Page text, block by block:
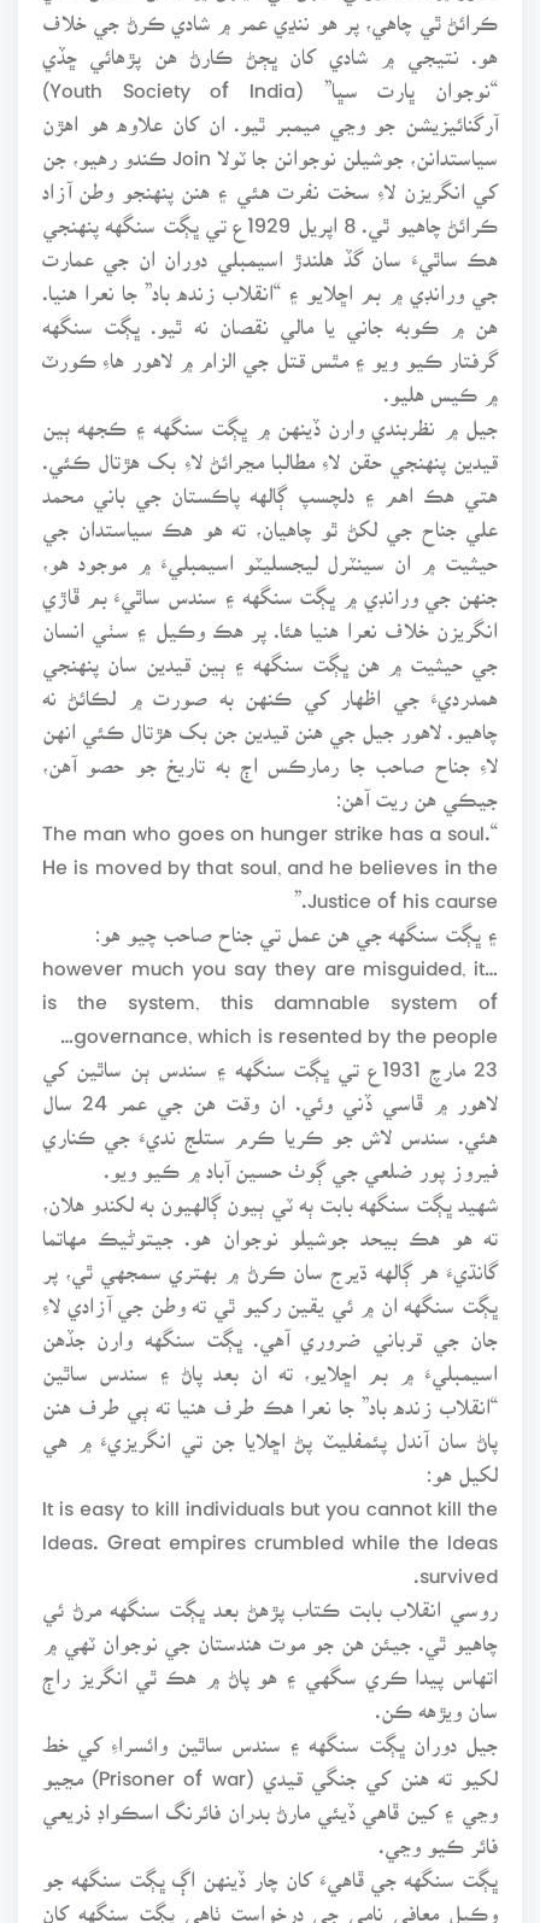
ڪرائڻ ٿي چاهي، پر هو ننڍي عمر ۾ شادي ڪرڻ جي خلاف
هو. نتيجي ۾ شادي کان ڀڄڻ ڪارڻ هن پڙهائي ڇڏي
“نوجوان ڀارت سڀا” (Youth Society of India)
آرگنائيزيشن جو وڃي ميمبر ٿيو. ان کان علاوه هو اهڙن
کي انگريزن لاءِ سخت نفرت هئي ۽ هنن پنهنجو وطن آزاد
ڪرائڻ چاهيو ٿي. 8 اپريل 1929ع تي ڀڳت سنگهه پنهنجي
هڪ ساٿيءَ سان گڏ هلندڙ اسيمبلي دوران ان جي عمارت
جي ورانڊي ۾ بم اڇلايو ۽ “انقلاب زنده باد” جا نعرا هنيا.
هن ۾ ڪوبه جاني يا مالي نقصان نه ٿيو. ڀڳت سنگهه
گرفتار ڪيو ويو ۽ مٿس قتل جي الزام ۾ لاهور هاءِ ڪورٽ
۾ ڪيس هليو.
جيل ۾ نظربندي وارن ڏينهن ۾ ڀڳت سنگهه ۽ ڪجهه ٻين
قيدين پنهنجي حقن لاءِ مطالبا مڃرائڻ لاءِ بک هڙتال ڪئي.
هتي هڪ اهم ۽ دلچسپ ڳالهه پاڪستان جي باني محمد
علي جناح جي لکڻ ٿو چاهيان، ته هو هڪ سياستدان جي
حيثيت ۾ ان سينٽرل ليجسليٽو اسيمبليءَ ۾ موجود هو،
جنهن جي ورانڊي ۾ ڀڳت سنگهه ۽ سندس ساٿيءَ بم ڦاڙي
انگريزن خلاف نعرا هنيا هئا. پر هڪ وڪيل ۽ سٺي انسان
جي حيثيت ۾ هن ڀڳت سنگهه ۽ ٻين قيدين سان پنهنجي
همدرديءَ جي اظهار کي ڪنهن به صورت ۾ لڪائڻ نه
چاهيو. لاهور جيل جي هنن قيدين جن بک هڙتال ڪئي انهن
لاءِ جناح صاحب جا رمارڪس اڄ به تاريخ جو حصو آهن،
جيڪي هن ريت آهن:
“The man who goes on hunger strike has a soul.
He is moved by that soul, and he believes in the
Justice of his caurse.”
۽ ڀڳت سنگهه جي هن عمل تي جناح صاحب چيو هو:
…however much you say they are misguided, it
is the system, this damnable system of
governance, which is resented by the people…
23 مارچ 1931ع تي ڀڳت سنگهه ۽ سندس ٻن ساٿين کي
لاهور ۾ ڦاسي ڏني وئي. ان وقت هن جي عمر 24 سال
هئي. سندس لاش جو ڪريا ڪرم ستلج نديءَ جي ڪناري
فيروز پور ضلعي جي ڳوٺ حسين آباد ۾ ڪيو ويو.
شهيد ڀڳت سنگهه بابت ٻه ٽي ٻيون ڳالهيون به لکندو هلان،
ته هو هڪ بيحد جوشيلو نوجوان هو. جيتوڻيڪ مهاتما
گانڌيءَ هر ڳالهه ڌيرج سان ڪرڻ ۾ بهتري سمجهي ٿي، پر
ڀڳت سنگهه ان ۾ ئي يقين رکيو ٿي ته وطن جي آزادي لاءِ
جان جي قرباني ضروري آهي. ڀڳت سنگهه وارن جڏهن
اسيمبليءَ ۾ بم اڇلايو، ته ان بعد پاڻ ۽ سندس ساٿين
“انقلاب زنده باد” جا نعرا هڪ طرف هنيا ته ٻي طرف هنن
پاڻ سان آندل پئمفليٽ پڻ اڇلايا جن تي انگريزيءَ ۾ هي
لکيل هو:
It is easy to kill individuals but you cannot kill the
ldeas. Great empires crumbled while the ldeas
survived.
روسي انقلاب بابت ڪتاب پڙهڻ بعد ڀڳت سنگهه مرڻ ئي
چاهيو ٿي. جيئن هن جو موت هندستان جي نوجوان ٽهي ۾
اتهاس پيدا ڪري سگهي ۽ هو پاڻ ۾ هڪ ٿي انگريز راڄ
سان ويڙهه ڪن.
جيل دوران ڀڳت سنگهه ۽ سندس ساٿين وائسراءِ کي خط
لکيو ته هنن کي جنگي قيدي (Prisoner of war) مڃيو
وڃي ۽ کين ڦاهي ڏيئي مارڻ بدران فائرنگ اسڪواڊ ذريعي
فائر ڪيو وڃي.
ڀڳت سنگهه جي ڦاهيءَ کان چار ڏينهن اڳ ڀڳت سنگهه جو
وڪيل معافي نامي جي درخواست ٺاهي ڀڳت سنگهه کان